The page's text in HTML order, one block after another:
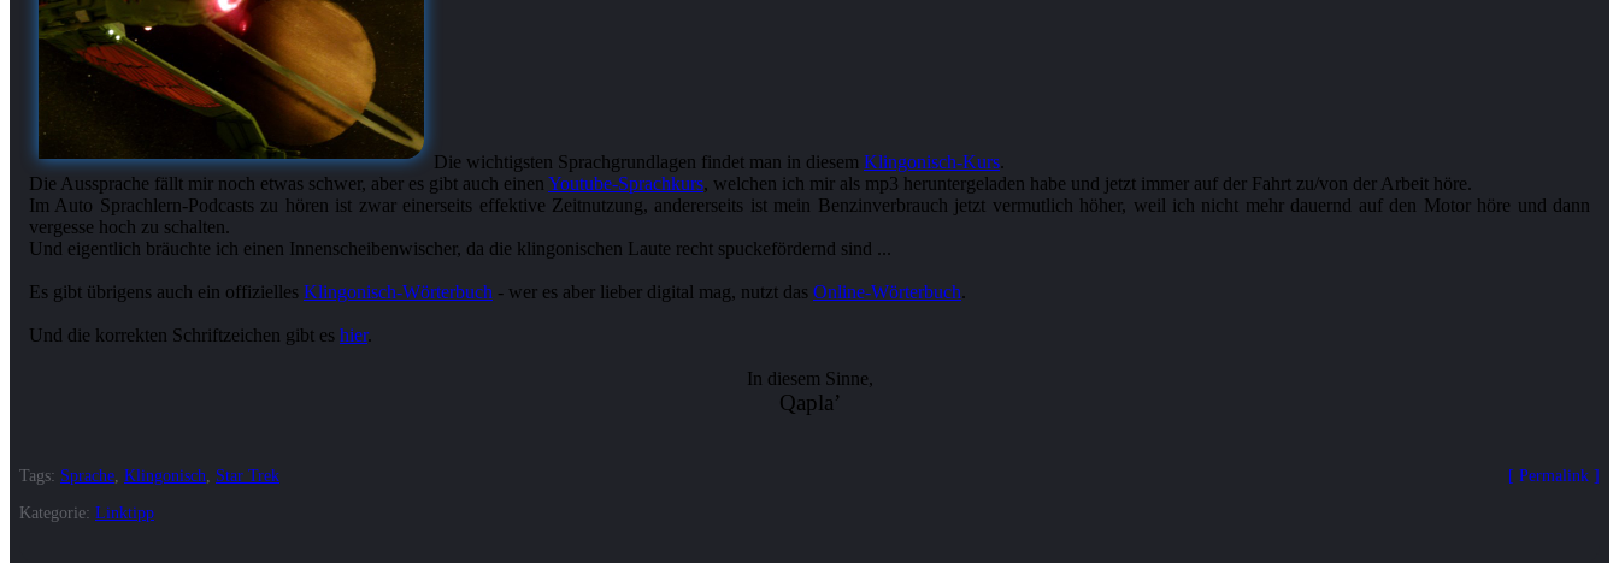
Die wichtigsten Sprachgrundlagen findet man in diesem Klingonisch-Kurs.
Die Aussprache fällt mir noch etwas schwer, aber es gibt auch einen Youtube-Sprachkurs, welchen ich mir als mp3 heruntergeladen habe und jetzt immer auf der Fahrt zu/von der Arbeit höre.
Im Auto Sprachlern-Podcasts zu hören ist zwar einerseits effektive Zeitnutzung, andererseits ist mein Benzinverbrauch jetzt vermutlich höher, weil ich nicht mehr dauernd auf den Motor höre und dann
vergesse hoch zu schalten.
Und eigentlich bräuchte ich einen Innenscheibenwischer, da die klingonischen Laute recht spuckefördernd sind ...
Es gibt übrigens auch ein offizielles Klingonisch-Wörterbuch - wer es aber lieber digital mag, nutzt das Online-Wörterbuch.
Und die korrekten Schriftzeichen gibt es hier.
Qapla’
Permalink
Tags: Sprache Klingonisch
Star Trek
Kategorie: Linktipp